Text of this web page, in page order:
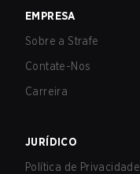
EMPRESA
Sobre a Strafe
Contate-Nos
Carreira
JURÍDICO
Política de Privacidade